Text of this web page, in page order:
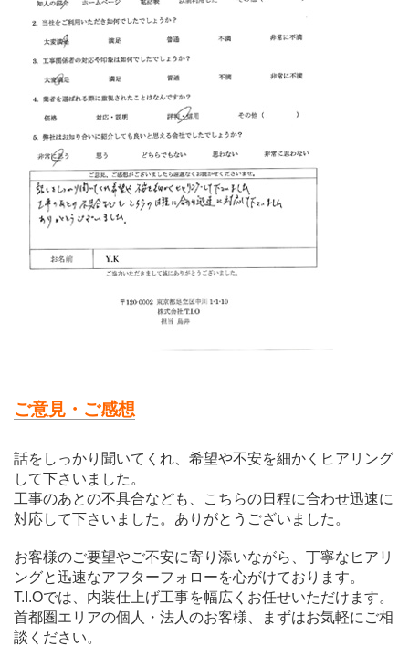
ご意見・ご感想
話をしっかり聞いてくれ、希望や不安を細かくヒアリング
して下さいました。
工事のあとの不具合なども、こちらの日程に合わせ迅速に
対応して下さいました。ありがとうございました。
お客様のご要望やご不安に寄り添いながら、丁寧なヒアリ
ングと迅速なアフターフォローを心がけております。
T.I.Oでは、内装仕上げ工事を幅広くお任せいただけます。
首都圏エリアの個人・法人のお客様、まずはお気軽にご相
談ください。